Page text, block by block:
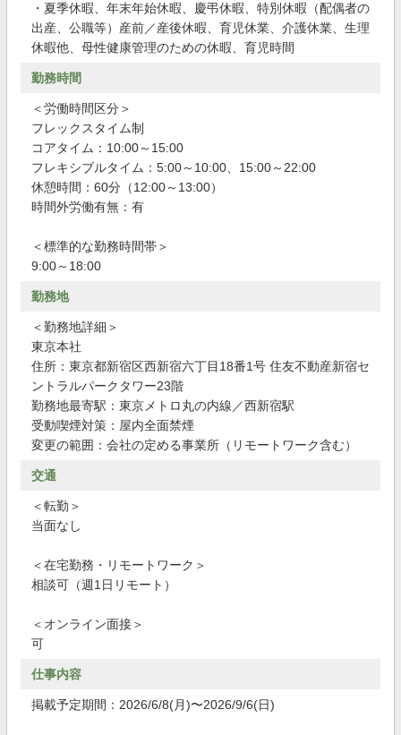
・夏季休暇、年末年始休暇、慶弔休暇、特別休暇（配偶者の
出産、公職等）産前／産後休暇、育児休業、介護休業、生理
休暇他、母性健康管理のための休暇、育児時間
勤務時間
＜労働時間区分＞
フレックスタイム制
コアタイム：10:00～15:00
フレキシブルタイム：5:00～10:00、15:00～22:00
休憩時間：60分（12:00～13:00）
時間外労働有無：有
＜標準的な勤務時間帯＞
9:00～18:00
勤務地
＜勤務地詳細＞
東京本社
住所：東京都新宿区西新宿六丁目18番1号 住友不動産新宿セ
ントラルパークタワー23階
勤務地最寄駅：東京メトロ丸の内線／西新宿駅
受動喫煙対策：屋内全面禁煙
変更の範囲：会社の定める事業所（リモートワーク含む）
交通
＜転勤＞
当面なし
＜在宅勤務・リモートワーク＞
相談可（週1日リモート）
＜オンライン面接＞
可
仕事内容
掲載予定期間：2026/6/8(月)〜2026/9/6(日)